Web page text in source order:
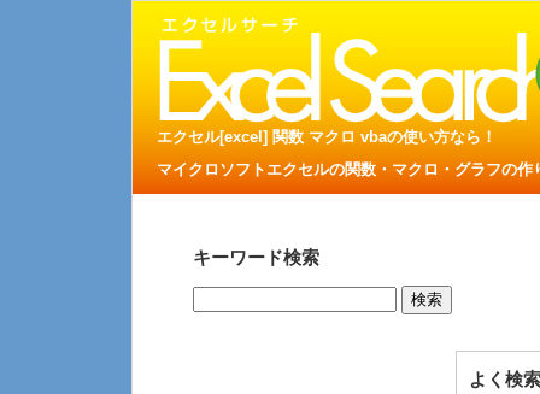
エクセル[excel] 関数 マクロ vbaの使い方なら！
マイクロソフトエクセルの関数・マクロ・グラフの
キーワード検索
よく検